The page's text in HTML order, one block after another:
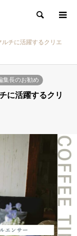
検索
チに活躍するクリエ
集長のお勧め
に活躍するクリ